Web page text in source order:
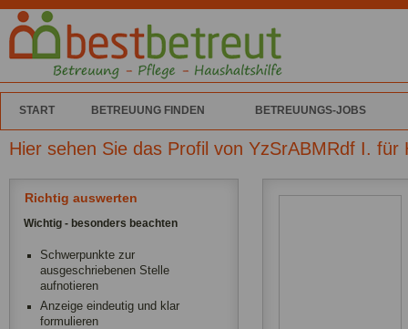
START BETREUUNG FINDEN BETREUUNGS-JOBS
Hier sehen Sie das Profil von YzSrABMRdf I. für
Richtig auswerten
Wichtig - besonders beachten
Schwerpunkte zur
ausgeschriebenen Stelle
aufnotieren
Anzeige eindeutig und klar
formulieren